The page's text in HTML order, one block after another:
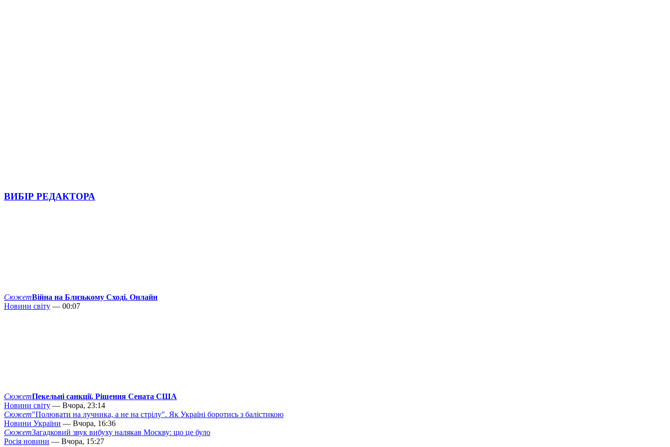
ВИБІР РЕДАКТОРА
СюжетВійна на Близькому Сході. Онлайн
Новини світу — 00:07
СюжетПекельні санкції. Рішення Сената США
Новини світу — Вчора, 23:14
Сюжет"Полювати на лучника, а не на стрілу". Як Україні боротись з балістикою
Новини України — Вчора, 16:36
СюжетЗагадковий звук вибуху налякав Москву: що це було
Росія новини — Вчора, 15:27